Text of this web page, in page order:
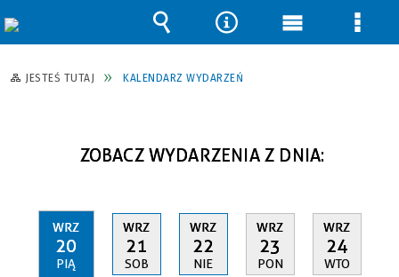
JESTEŚ TUTAJ KALENDARZ WYDARZEŃ
ZOBACZ WYDARZENIA Z DNIA:
WRZ
20
PIĄ
WRZ
21
SOB
WRZ
22
NIE
WRZ
23
PON
WRZ
24
WTO
Wyszukiwarka
Narzędzia
Menu Menu